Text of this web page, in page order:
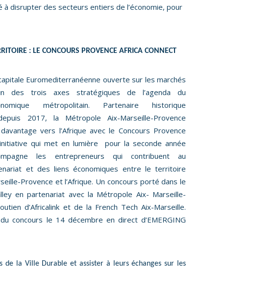
disrupter des secteurs entiers de l’économie, pour
: LE CONCOURS PROVENCE AFRICA CONNECT
Euromediterranéenne ouverte sur les marchés
des trois axes stratégiques de l’agenda du
métropolitain. Partenaire historique
2017, la Métropole Aix-Marseille-Provence
vers l’Afrique avec le Concours Provence
qui met en lumière pour la seconde année
les entrepreneurs qui contribuent au
et des liens économiques entre le territoire
Provence et l’Afrique. Un concours porté dans le
en partenariat avec la Métropole Aix- Marseille-
d’Africalink et de la French Tech Aix-Marseille.
concours le 14 décembre en direct d’EMERGING
de la Ville Durable et assister à leurs échanges sur les